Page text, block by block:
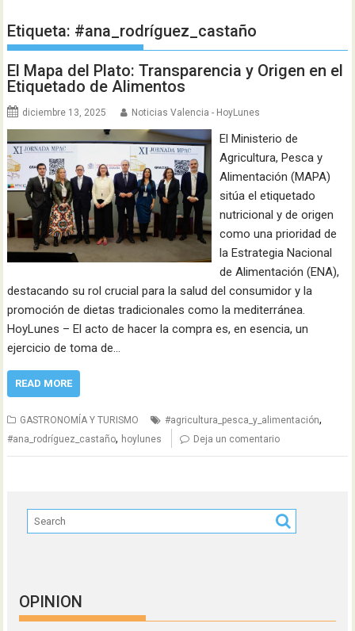
Etiqueta: #ana_rodríguez_castaño
El Mapa del Plato: Transparencia y Origen en el
Etiquetado de Alimentos
diciembre 13, 2025 Noticias Valencia - HoyLunes
El Ministerio de
Agricultura, Pesca y
Alimentación (MAPA)
sitúa el etiquetado
nutricional y de origen
como una prioridad de
la Estrategia Nacional
de Alimentación (ENA),
destacando su rol crucial para la salud del consumidor y la
promoción de dietas tradicionales como la mediterránea.
HoyLunes – El acto de hacer la compra es, en esencia, un
ejercicio de toma de…
READ MORE
GASTRONOMÍA Y TURISMO #agricultura_pesca_y_alimentación,
#ana_rodríguez_castaño, hoylunes Deja un comentario
OPINION